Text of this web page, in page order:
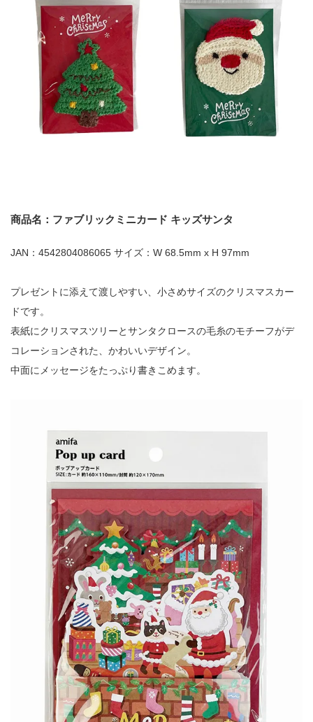
商品名：ファブリックミニカード キッズサンタ
JAN：4542804086065 サイズ：W 68.5mm x H 97mm
プレゼントに添えて渡しやすい、小さめサイズのクリスマスカー
ドです。
表紙にクリスマスツリーとサンタクロースの毛糸のモチーフがデ
コレーションされた、かわいいデザイン。
中面にメッセージをたっぷり書きこめます。